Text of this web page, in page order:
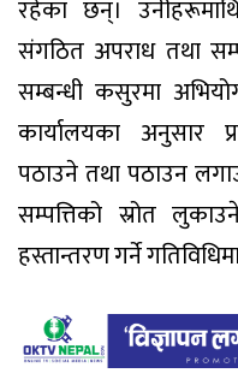
रहेका छन्।
संगठित अपराध तथा
सम्बन्धी कसुरमा
कार्यालयका अनुसार
पठाउने तथा पठाउन
सम्पत्तिको स्रोत
हस्तान्तरण गर्ने